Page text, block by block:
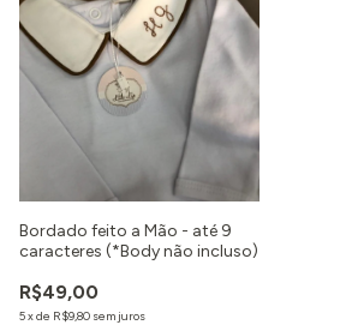
Bordado feito a Mão - até 9
caracteres (*Body não incluso)
R$49,00
5xde R$9,80 sem juros